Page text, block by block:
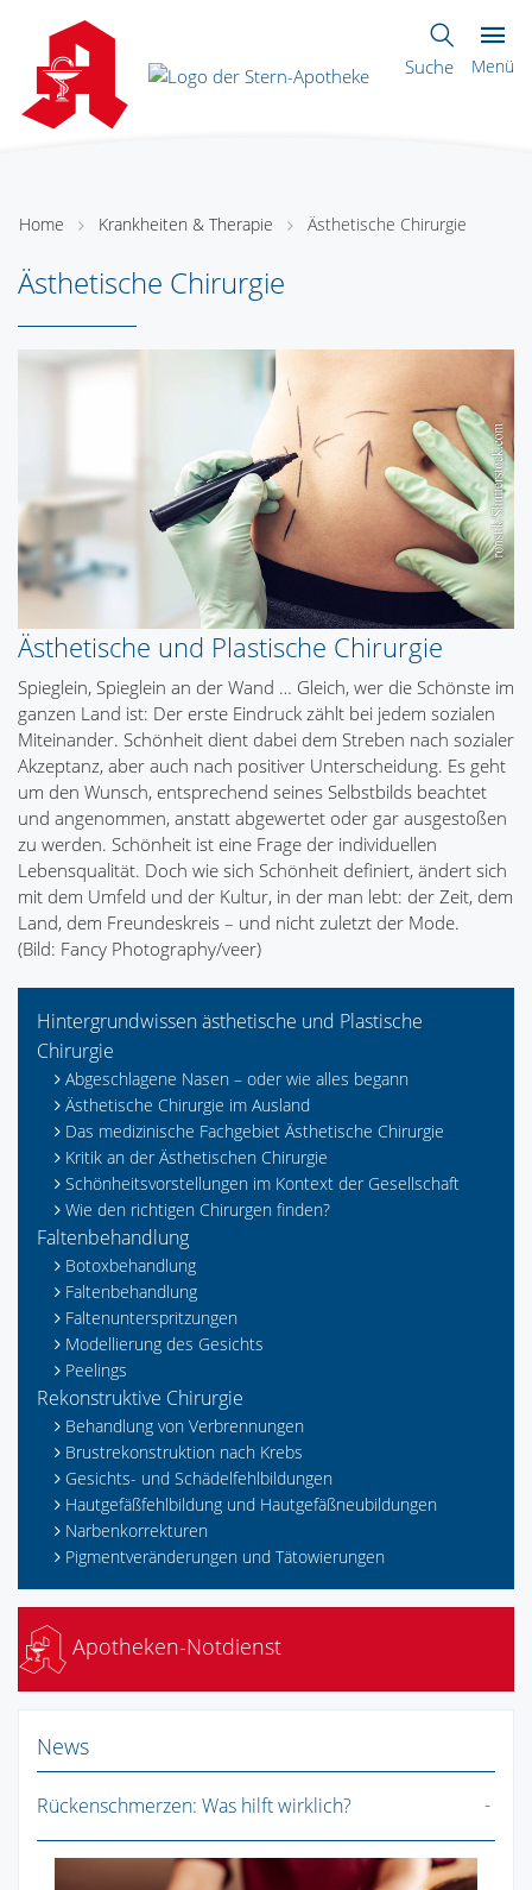
Suche Menü
Home Krankheiten & Therapie Ästhetische Chirurgie
Ästhetische Chirurgie
Ästhetische und Plastische Chirurgie
Spieglein, Spieglein an der Wand … Gleich, wer die Schönste im
ganzen Land ist: Der erste Eindruck zählt bei jedem sozialen
Miteinander. Schönheit dient dabei dem Streben nach sozialer
Akzeptanz, aber auch nach positiver Unterscheidung. Es geht
um den Wunsch, entsprechend seines Selbstbilds beachtet
und angenommen, anstatt abgewertet oder gar ausgestoßen
zu werden. Schönheit ist eine Frage der individuellen
Lebensqualität. Doch wie sich Schönheit definiert, ändert sich
mit dem Umfeld und der Kultur, in der man lebt: der Zeit, dem
Land, dem Freundeskreis – und nicht zuletzt der Mode.
(Bild: Fancy Photography/veer)
Hintergrundwissen ästhetische und Plastische
Chirurgie
Abgeschlagene Nasen – oder wie alles begann
Ästhetische Chirurgie im Ausland
Das medizinische Fachgebiet Ästhetische Chirurgie
Kritik an der Ästhetischen Chirurgie
Schönheitsvorstellungen im Kontext der Gesellschaft
Wie den richtigen Chirurgen finden?
Faltenbehandlung
Botoxbehandlung
Faltenbehandlung
Faltenunterspritzungen
Modellierung des Gesichts
Peelings
Rekonstruktive Chirurgie
Behandlung von Verbrennungen
Brustrekonstruktion nach Krebs
Gesichts- und Schädelfehlbildungen
Hautgefäßfehlbildung und Hautgefäßneubildungen
Narbenkorrekturen
Pigmentveränderungen und Tätowierungen
Apotheken-Notdienst
News
Rückenschmerzen: Was hilft wirklich?